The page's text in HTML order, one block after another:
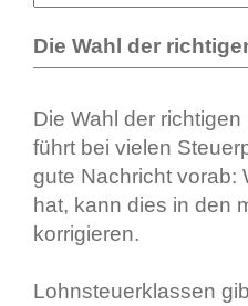
Die Wahl der
Die Wahl der
führt bei vielen
gute Nachricht vorab:
hat, kann dies in den
korrigieren.
Lohnsteuerklassen